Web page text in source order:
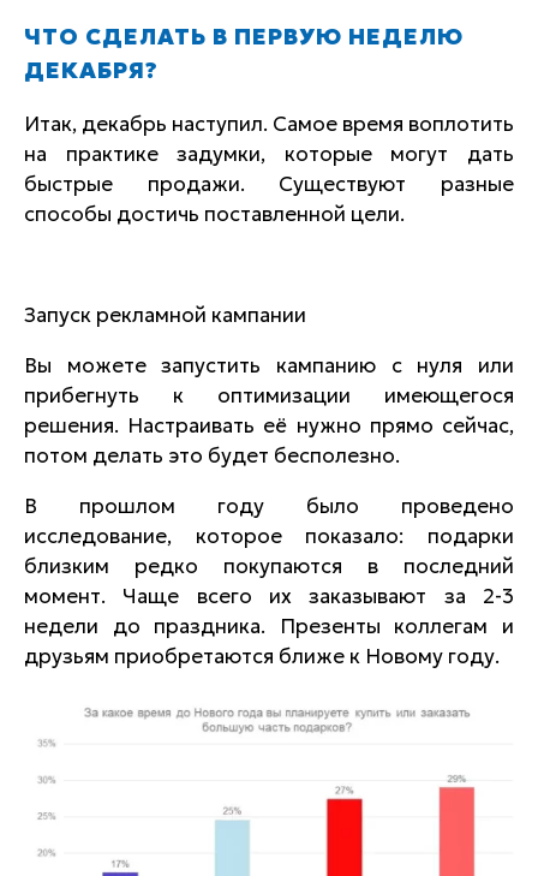
ЧТО СДЕЛАТЬ В ПЕРВУЮ НЕДЕЛЮ
ДЕКАБРЯ?
Итак, декабрь наступил. Самое время воплотить
на практике задумки, которые могут дать
быстрые продажи. Существуют разные
способы достичь поставленной цели.
Запуск рекламной кампании
Вы можете запустить кампанию с нуля или
прибегнуть к оптимизации имеющегося
решения. Настраивать её нужно прямо сейчас,
потом делать это будет бесполезно.
В прошлом году было проведено
исследование, которое показало: подарки
близким редко покупаются в последний
момент. Чаще всего их заказывают за 2-3
недели до праздника. Презенты коллегам и
друзьям приобретаются ближе к Новому году.